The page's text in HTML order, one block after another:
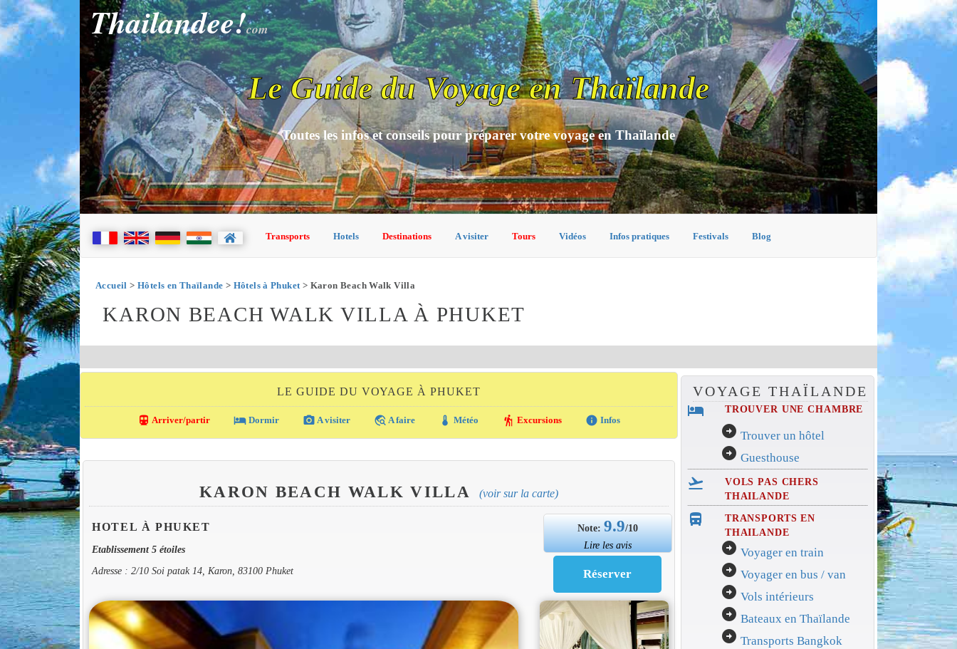
Thailandee!com
Le Guide du Voyage en Thaïlande
Toutes les infos et conseils pour préparer votre voyage en Thaïlande
Transports Hotels Destinations A visiter Tours Vidéos Infos pratiques Festivals Blog
Accueil > Hôtels en Thaïlande > Hôtels à Phuket> Karon Beach Walk Villa
KARON BEACH WALK VILLA À PHUKET
LE GUIDE DU VOYAGE À PHUKET
directions_transit Arriver/partir local_hotel Dormir photo_camera A visiter travel_explore A faire thermostat Météo hiking Excursions info Infos
KARON BEACH WALK VILLA (voir sur la carte)
HOTEL À PHUKET
Etablissement 5 étoiles
Adresse : 2/10 Soi patak 14, Karon, 83100 Phuket
Note:9.9/10
Lire les avis
VOYAGE THAÏLANDE
hotel TROUVER UNE CHAMBRE
arrow_circle_right Trouver un hôtel
arrow_circle_right Guesthouse
flight_takeoff
VOLS PAS CHERS
THAILANDE
directions_bus_filled
TRANSPORTS EN
THAILANDE
arrow_circle_right Voyager en train
arrow_circle_right Voyager en bus / van
arrow_circle_right Vols intérieurs
arrow_circle_right Bateaux en Thaïlande
arrow_circle_right Transports Bangkok